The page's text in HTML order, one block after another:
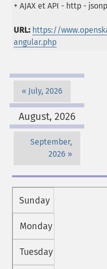
+ AJAX et API - http - jsonp
URL: https://
angular.php
July, 2026
August, 2026
September,
2026
Sunday
Monday
Tuesday